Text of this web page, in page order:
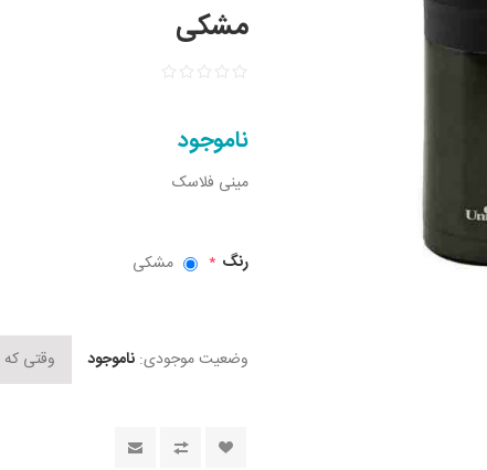
مشکی
ناموجود
مینی فلاسک
رنگ * مشکی
وضعیت موجودی: ناموجود